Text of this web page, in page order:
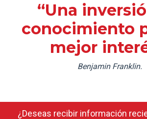
“Una
conocimiento
mejor
Benjamin Franklin.
¿Deseas recibir información